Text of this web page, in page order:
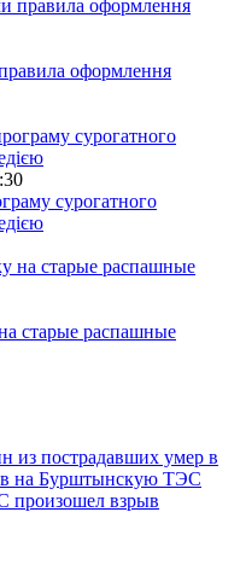
оформлення
сурогатного
старые распашные
пострадавших умер в
на Бурштынскую ТЭС
взрыв